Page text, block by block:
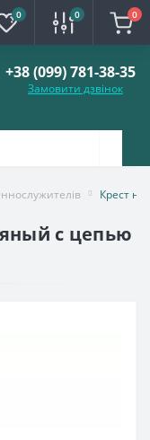
0 0 0
+38 (099) 781-38-35
Замовити дзвінок
Крест
с цепью